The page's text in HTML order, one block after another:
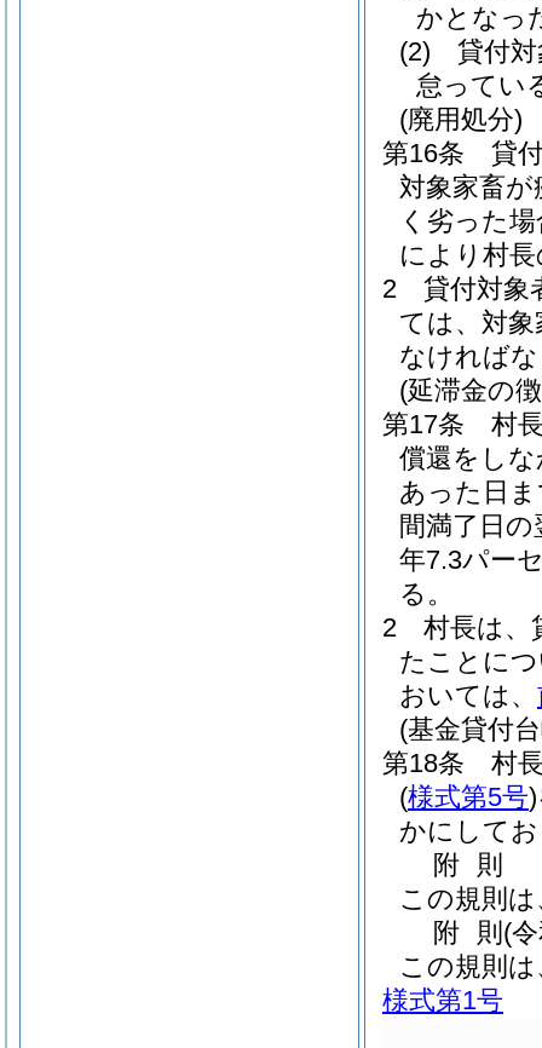
かとなっ
(2)
貸付
怠ってい
(廃用処分)
第16条
貸
対象家畜
く劣った
により村
2
貸付対象
ては、対
なければ
(延滞金の
第17条
村
償還をし
あった日
間満了日
年7.3パー
る。
2
村長は、
たことに
おいては、
(基金貸付
第18条
村
(様式第5号)
かにして
附 則
この規則
附 則 (
この規則
様式第1号